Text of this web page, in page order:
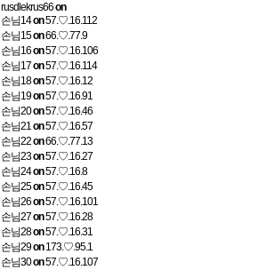
rusdlekrus66on
손님14on57.♡.16.112
손님15on66.♡.77.9
손님16on57.♡.16.106
손님17on57.♡.16.114
손님18on57.♡.16.12
손님19on57.♡.16.91
손님20on57.♡.16.46
손님21on57.♡.16.57
손님22on66.♡.77.13
손님23on57.♡.16.27
손님24on57.♡.16.8
손님25on57.♡.16.45
손님26on57.♡.16.101
손님27on57.♡.16.28
손님28on57.♡.16.31
손님29on 173.♡.95.1
손님30on57.♡.16.107